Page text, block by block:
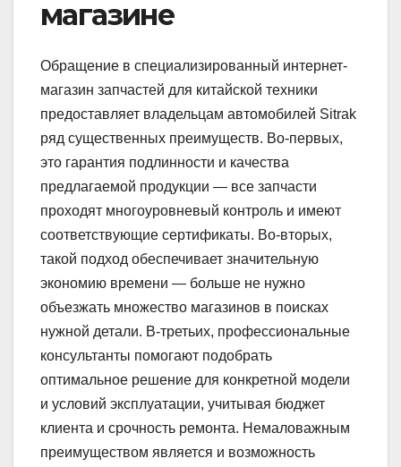
магазине
Обращение в специализированный интернет-
магазин запчастей для китайской техники
предоставляет владельцам автомобилей Sitrak
ряд существенных преимуществ. Во-первых,
это гарантия подлинности и качества
предлагаемой продукции — все запчасти
проходят многоуровневый контроль и имеют
соответствующие сертификаты. Во-вторых,
такой подход обеспечивает значительную
экономию времени — больше не нужно
объезжать множество магазинов в поисках
нужной детали. В-третьих, профессиональные
консультанты помогают подобрать
оптимальное решение для конкретной модели
и условий эксплуатации, учитывая бюджет
клиента и срочность ремонта. Немаловажным
преимуществом является и возможность